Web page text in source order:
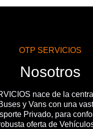
OTP SERVICIOS
Nosotros
nace de la
y Vans con una
Privado, para
oferta de